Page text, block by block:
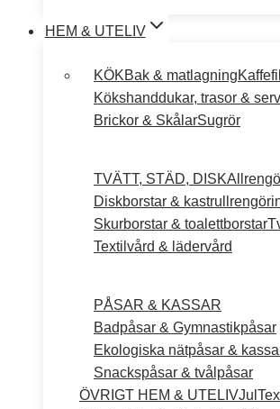
HEM & UTELIV
KÖKBak & matlagning
Kökshanddukar, trasor &
Brickor & SkålarSugrör
TVÄTT, STÄD, DISK
Diskborstar &
Skurborstar & toalettborstar
Textilvård & lädervård
PÅSAR & KASSAR
Badpåsar & Gymnastikpåsar
Ekologiska nätpåsar &
Snackspåsar & tvålpåsar
ÖVRIGT HEM & UTELIVJul